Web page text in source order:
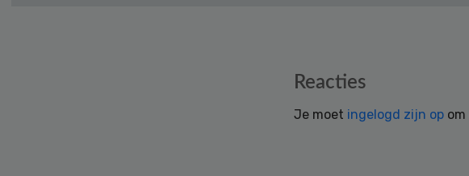
Reacties
Je moet ingelogd zijn op